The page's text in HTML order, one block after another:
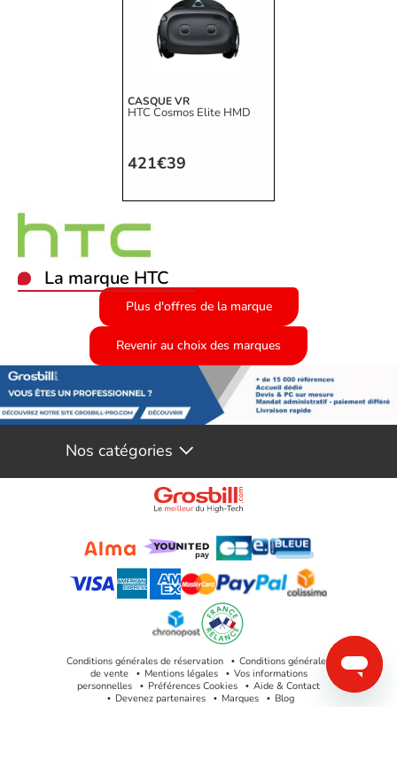
CASQUE VR
HTC Cosmos Elite HMD
421€39
La marque HTC
Nos catégories
Conditions générales de réservation
Conditions générales
de vente
Mentions légales
Vos informations
personnelles
Préférences Cookies
Aide & Contact
Devenez partenaires
Marques Blog